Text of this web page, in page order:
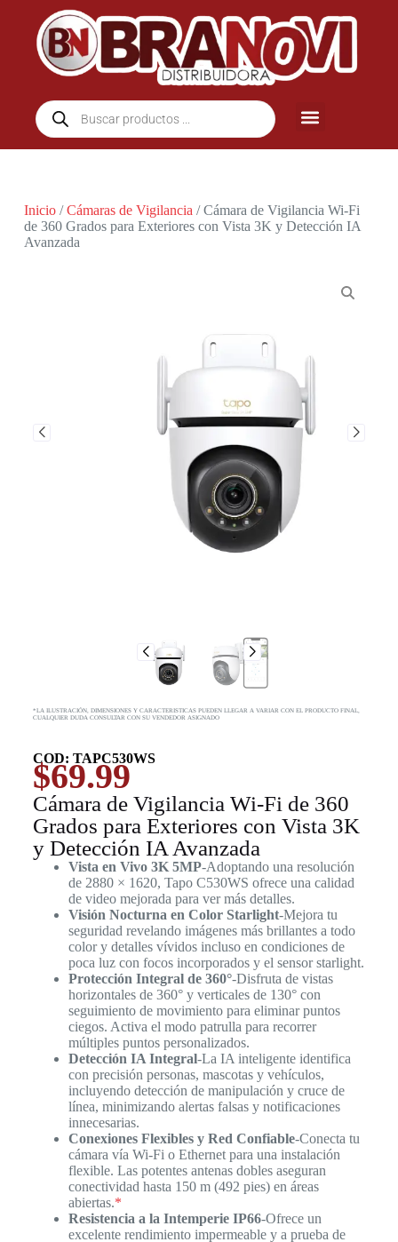
Inicio/Cámaras de Vigilancia / Cámara de Vigilancia Wi-Fi
de 360 Grados para Exteriores con Vista 3K y Detección IA
Avanzada
*LA ILUSTRACIÓN, DIMENSIONES Y CARACTERISTICAS PUEDEN LLEGAR A VARIAR CON EL PRODUCTO FINAL,
CUALQUIER DUDA CONSULTAR CON SU VENDEDOR ASIGNADO
COD: TAPC530WS
$69.99
Cámara de Vigilancia Wi-Fi de 360
Grados para Exteriores con Vista 3K
y Detección IA Avanzada
Vista en Vivo 3K 5MP-Adoptando una resolución
de 2880 × 1620, Tapo C530WS ofrece una calidad
de video mejorada para ver más detalles.
Visión Nocturna en Color Starlight-Mejora tu
seguridad revelando imágenes más brillantes a todo
color y detalles vívidos incluso en condiciones de
poca luz con focos incorporados y el sensor starlight.
Protección Integral de 360°-Disfruta de vistas
horizontales de 360° y verticales de 130° con
seguimiento de movimiento para eliminar puntos
ciegos. Activa el modo patrulla para recorrer
múltiples puntos personalizados.
Detección IA Integral-La IA inteligente identifica
con precisión personas, mascotas y vehículos,
incluyendo detección de manipulación y cruce de
línea, minimizando alertas falsas y notificaciones
innecesarias.
Conexiones Flexibles y Red Confiable-Conecta tu
cámara vía Wi-Fi o Ethernet para una instalación
flexible. Las potentes antenas dobles aseguran
conectividad hasta 150 m (492 pies) en áreas
abiertas.*
Resistencia a la Intemperie IP66-Ofrece un
excelente rendimiento impermeable y a prueba de